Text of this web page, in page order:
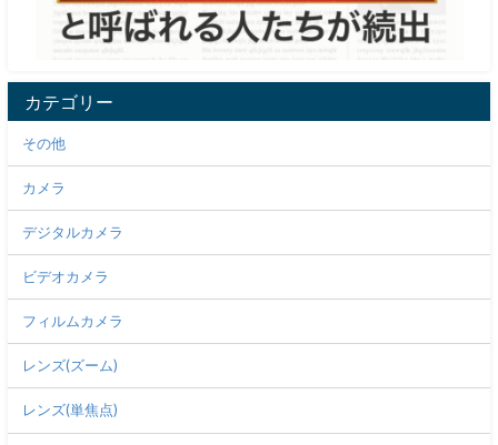
カテゴリー
その他
カメラ
デジタルカメラ
ビデオカメラ
フィルムカメラ
レンズ(ズーム)
レンズ(単焦点)